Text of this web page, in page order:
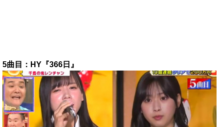
5曲目：HY『366日』